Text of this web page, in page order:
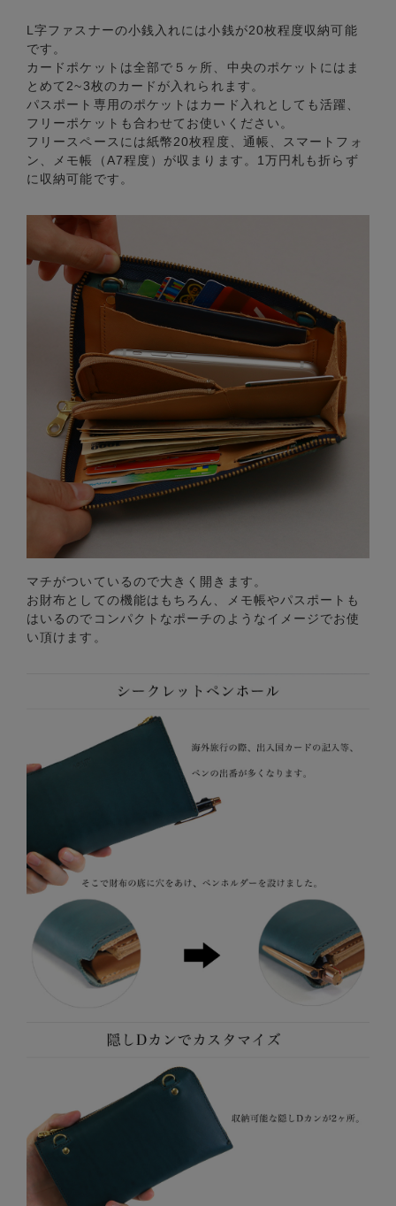
L字ファスナーの小銭入れには小銭が20枚程度収納可能
です。
カードポケットは全部で５ヶ所、中央のポケットにはま
とめて2~3枚のカードが入れられます。
パスポート専用のポケットはカード入れとしても活躍、
フリーポケットも合わせてお使いください。
フリースペースには紙幣20枚程度、通帳、スマートフォ
ン、メモ帳（A7程度）が収まります。1万円札も折らず
に収納可能です。
マチがついているので大きく開きます。
お財布としての機能はもちろん、メモ帳やパスポートも
はいるのでコンパクトなポーチのようなイメージでお使
い頂けます。